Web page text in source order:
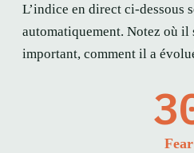
L’indice en direct ci-dessous
automatiquement. Notez où il
important, comment il a
Fear